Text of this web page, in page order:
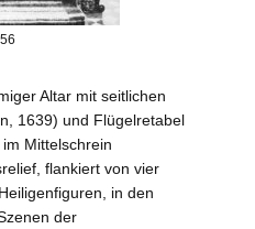
Altar mit seitlichen
1639) und Flügelretabel
Mittelschrein
flankiert von vier
in den
der